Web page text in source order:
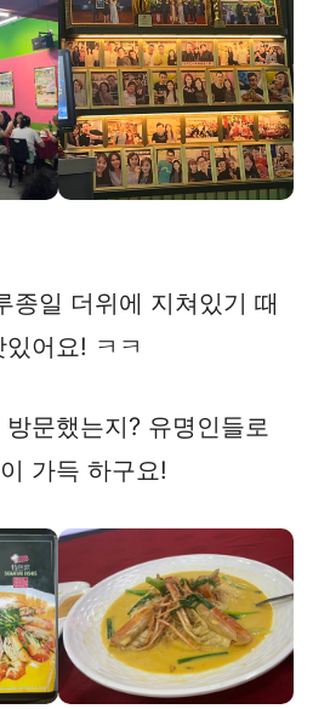
종일 더위에 지쳐있기 때
어요! ㅋㅋ
문했는지? 유명인들로
가득 하구요!